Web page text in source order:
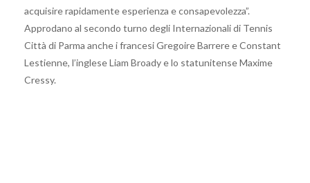
acquisire rapidamente esperienza e consapevolezza”.
Approdano al secondo turno degli Internazionali di Tennis
Città di Parma anche i francesi Gregoire Barrere e Constant
Lestienne, l’inglese Liam Broady e lo statunitense Maxime
Cressy.